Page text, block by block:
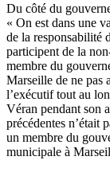
Du côté du
« On est dans une
de la responsabilité
participent de la
membre du
Marseille de ne pas
l’exécutif tout au
Véran pendant son
précédentes n’était
un membre du
municipale à